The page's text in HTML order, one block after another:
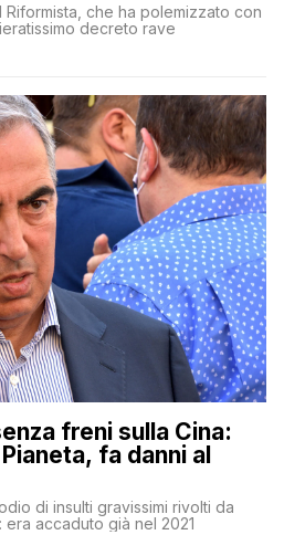
Riformista, che ha polemizzato con
decreto rave
freni sulla Cina:
fa danni al
di insulti gravissimi rivolti da
era accaduto già nel 2021